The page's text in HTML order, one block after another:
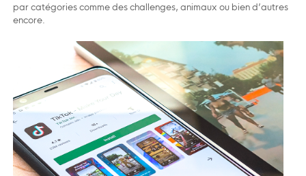
par catégories comme des challenges, animaux ou bien d’autres
encore.